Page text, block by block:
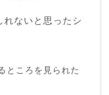
れないと思ったシ
ところを見られた